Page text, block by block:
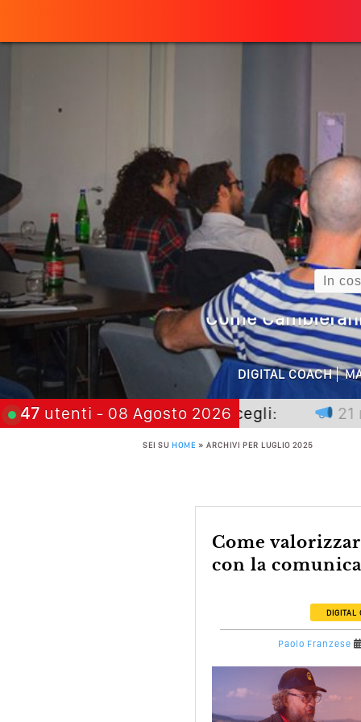
Search
Quando
Come
Cos’è La
Come
Quale Sarà Il Futuro Della
Perché
Perché Non
Quali Sono Gli Errori
Come
DIGITAL COACH
47 utenti - 08 Agosto 2026
premia chi aspetta, scegli: 21
SEI SU HOME » ARCHIVI PER LUGLIO 2025
Come valorizzare un territorio
con la
DIGITAL
Paolo Franzese